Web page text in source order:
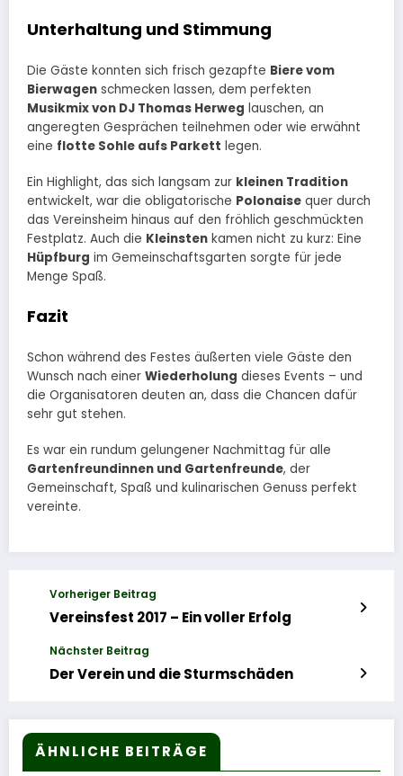
Unterhaltung und Stimmung
Die Gäste konnten sich frisch gezapfte Biere vom
Bierwagen schmecken lassen, dem perfekten
Musikmix von DJ Thomas Herweg lauschen, an
angeregten Gesprächen teilnehmen oder wie erwähnt
eine flotte Sohle aufs Parkett legen.
Ein Highlight, das sich langsam zur kleinen Tradition
entwickelt, war die obligatorische Polonaise quer durch
das Vereinsheim hinaus auf den fröhlich geschmückten
Festplatz. Auch die Kleinsten kamen nicht zu kurz: Eine
Hüpfburg im Gemeinschaftsgarten sorgte für jede
Menge Spaß.
Fazit
Schon während des Festes äußerten viele Gäste den
Wunsch nach einer Wiederholung dieses Events – und
die Organisatoren deuten an, dass die Chancen dafür
sehr gut stehen.
Es war ein rundum gelungener Nachmittag für alle
Gartenfreundinnen und Gartenfreunde, der
Gemeinschaft, Spaß und kulinarischen Genuss perfekt
vereinte.
Vorheriger Beitrag
Vereinsfest 2017 – Ein voller Erfolg
Nächster Beitrag
Der Verein und die Sturmschäden
ÄHNLICHE BEITRÄGE